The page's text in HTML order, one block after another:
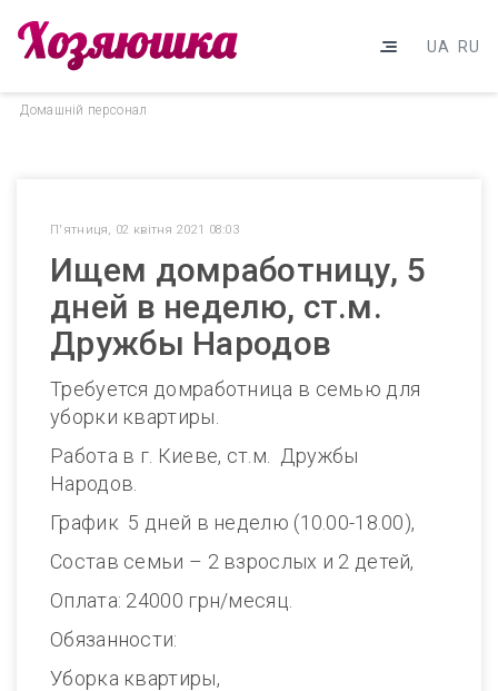
UA RU
Домашнiй персонал
П'ятниця, 02 квітня 2021 08:03
Ищем домработницу, 5
дней в неделю, ст.м.
Дружбы Народов
Требуется домработница в семью для
уборки квартиры.
Работа в г. Киеве, ст.м. Дружбы
Народов.
График 5 дней в неделю (10.00-18.00),
Состав семьи – 2 взрослых и 2 детей,
Оплата: 24000 грн/месяц.
Обязанности:
Уборка квартиры,